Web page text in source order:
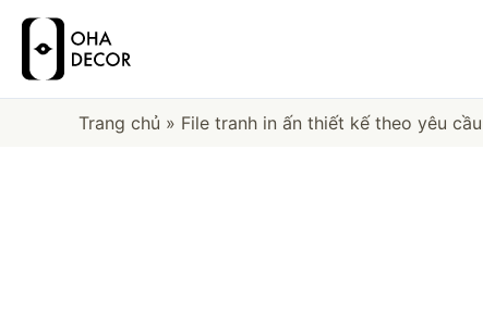
Trang chủ » File tranh in ấn thiết kế theo yêu cầu